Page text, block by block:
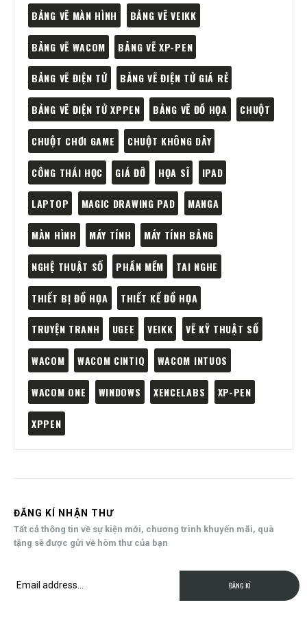
BẢNG VẼ MÀN HÌNH BẢNG VẼ VEIKK
BẢNG VẼ WACOM BẢNG VẼ XP-PEN
BẢNG VẼ ĐIỆN TỬ BẢNG VẼ ĐIỆN TỬ GIÁ RẺ
BẢNG VẼ ĐIỆN TỬ XPPEN BẢNG VẼ ĐỒ HỌA CHUỘT
CHUỘT CHƠI GAME CHUỘT KHÔNG DÂY
CÔNG THÁI HỌC GIÁ ĐỠ HỌA SĨ IPAD
LAPTOP MAGIC DRAWING PAD MANGA
MÀN HÌNH MÁY TÍNH MÁY TÍNH BẢNG
NGHỆ THUẬT SỐ PHẦN MỀM TAI NGHE
THIẾT BỊ ĐỒ HỌA THIẾT KẾ ĐỒ HỌA
TRUYỆN TRANH UGEE VEIKK VẼ KỸ THUẬT SỐ
WACOM WACOM CINTIQ WACOM INTUOS
WACOM ONE WINDOWS XENCELABS XP-PEN
XPPEN
ĐĂNG KÍ NHẬN THƯ
Tất cả thông tin về sự kiện mới, chương trình khuyến mãi, quà
tặng sẽ được gửi về hòm thư của bạn